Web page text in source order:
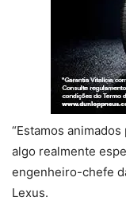
“Estamos
algo realmente
engenheiro-chefe
Lexus.